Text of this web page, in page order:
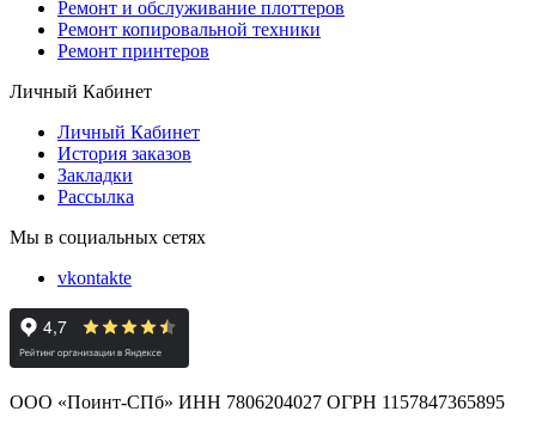
Ремонт и обслуживание плоттеров
Ремонт копировальной техники
Ремонт принтеров
Личный Кабинет
Личный Кабинет
История заказов
Закладки
Рассылка
Мы в социальных сетях
vkontakte
ООО «Поинт-СПб» ИНН 7806204027 ОГРН 1157847365895